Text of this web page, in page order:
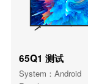
65Q1 测试
System：Android